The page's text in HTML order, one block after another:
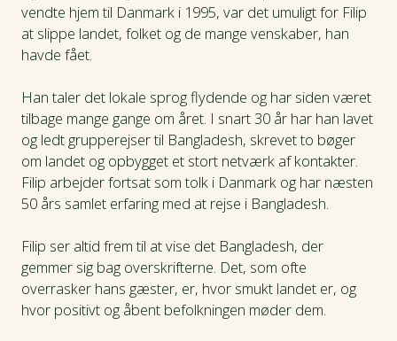
vendte hjem til Danmark i 1995, var det umuligt for Filip
at slippe landet, folket og de mange venskaber, han
havde fået.
Han taler det lokale sprog flydende og har siden været
tilbage mange gange om året. I snart 30 år har han lavet
og ledt grupperejser til Bangladesh, skrevet to bøger
om landet og opbygget et stort netværk af kontakter.
Filip arbejder fortsat som tolk i Danmark og har næsten
50 års samlet erfaring med at rejse i Bangladesh.
Filip ser altid frem til at vise det Bangladesh, der
gemmer sig bag overskrifterne. Det, som ofte
overrasker hans gæster, er, hvor smukt landet er, og
hvor positivt og åbent befolkningen møder dem.